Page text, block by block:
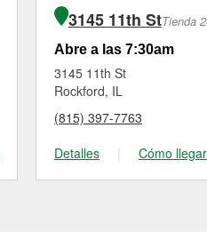
3145 11th StTienda
Abre a las 7:30am
3145 11th St
Rockford, IL
(815) 397-7763
Detalles
| Cómo llegar